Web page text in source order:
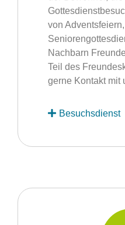
von
Nachbarn
Teil des
gerne Kontakt mit
Besuchsdienst